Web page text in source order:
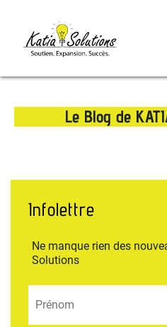
Le Blog de
Infolettre
Ne manque rien des
Solutions